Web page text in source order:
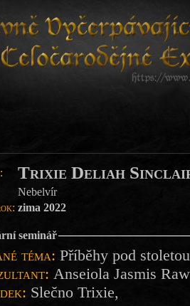
Trixie Deliah
Nebelvír
zima 2022
seminář
téma: Příběhy pod
Anseiola Jasmis
Slečno Trixie,